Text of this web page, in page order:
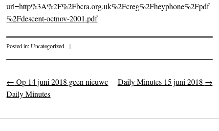
url=http%3A%2F%2Fbcra.org.uk%2Fcreg%2Fheyphone%2Fpdf
%2Fdescent-octnov-2001.pdf
Posted in:Uncategorized |
Post navigation
← Op 14 juni 2018 geen nieuwe
Daily Minutes
Daily Minutes 15 juni 2018 →